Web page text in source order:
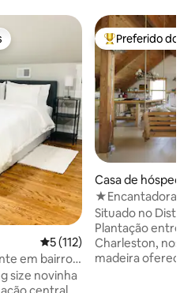
dos hóspedes
5 de uma avaliação média
5 (112)
em bairro
size novinha
Entre os
Preferido dos
Casa de
rville
★Encantadora
de plantações
Situado no
Plantação entre
Charleston,
madeira oferece